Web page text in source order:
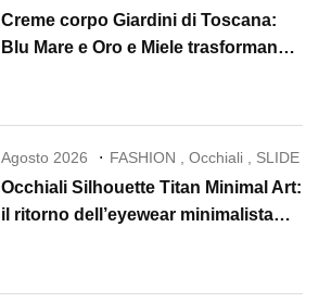
Creme corpo Giardini di Toscana:
Blu Mare e Oro e Miele trasformano
Agosto 2026 FASHION ,Occhiali , SLIDE
Occhiali Silhouette Titan Minimal Art:
il ritorno dell’eyewear minimalista